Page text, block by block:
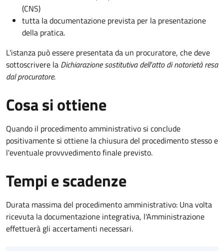
(CNS)
tutta la documentazione prevista per la presentazione
della pratica.
L'istanza può essere presentata da un procuratore, che deve
sottoscrivere la Dichiarazione sostitutiva dell'atto di notorietà resa
dal procuratore.
Cosa si ottiene
Quando il procedimento amministrativo si conclude
positivamente si ottiene la chiusura del procedimento stesso e
l'eventuale provvvedimento finale previsto.
Tempi e scadenze
Durata massima del procedimento amministrativo: Una volta
ricevuta la documentazione integrativa, l'Amministrazione
effettuerà gli accertamenti necessari.